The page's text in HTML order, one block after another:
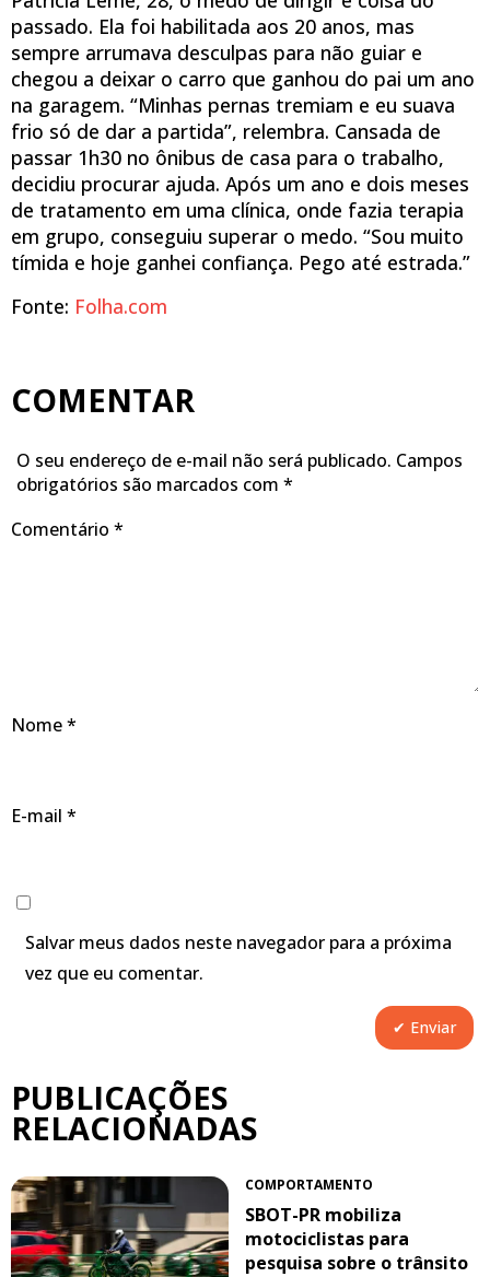
passado. Ela foi habilitada aos 20 anos, mas
sempre arrumava desculpas para não guiar e
chegou a deixar o carro que ganhou do pai um ano
na garagem. “Minhas pernas tremiam e eu suava
frio só de dar a partida”, relembra. Cansada de
passar 1h30 no ônibus de casa para o trabalho,
decidiu procurar ajuda. Após um ano e dois meses
de tratamento em uma clínica, onde fazia terapia
em grupo, conseguiu superar o medo. “Sou muito
tímida e hoje ganhei confiança. Pego até estrada.”
Fonte: Folha.com
COMENTAR
O seu endereço de e-mail não será publicado. Campos
obrigatórios são marcados com *
Comentário *
Nome*
E-mail *
Salvar meus dados neste navegador para a próxima
vez que eu comentar.
PUBLICAÇÕES
RELACIONADAS
COMPORTAMENTO
SBOT-PR mobiliza
motociclistas para
pesquisa sobre o trânsito